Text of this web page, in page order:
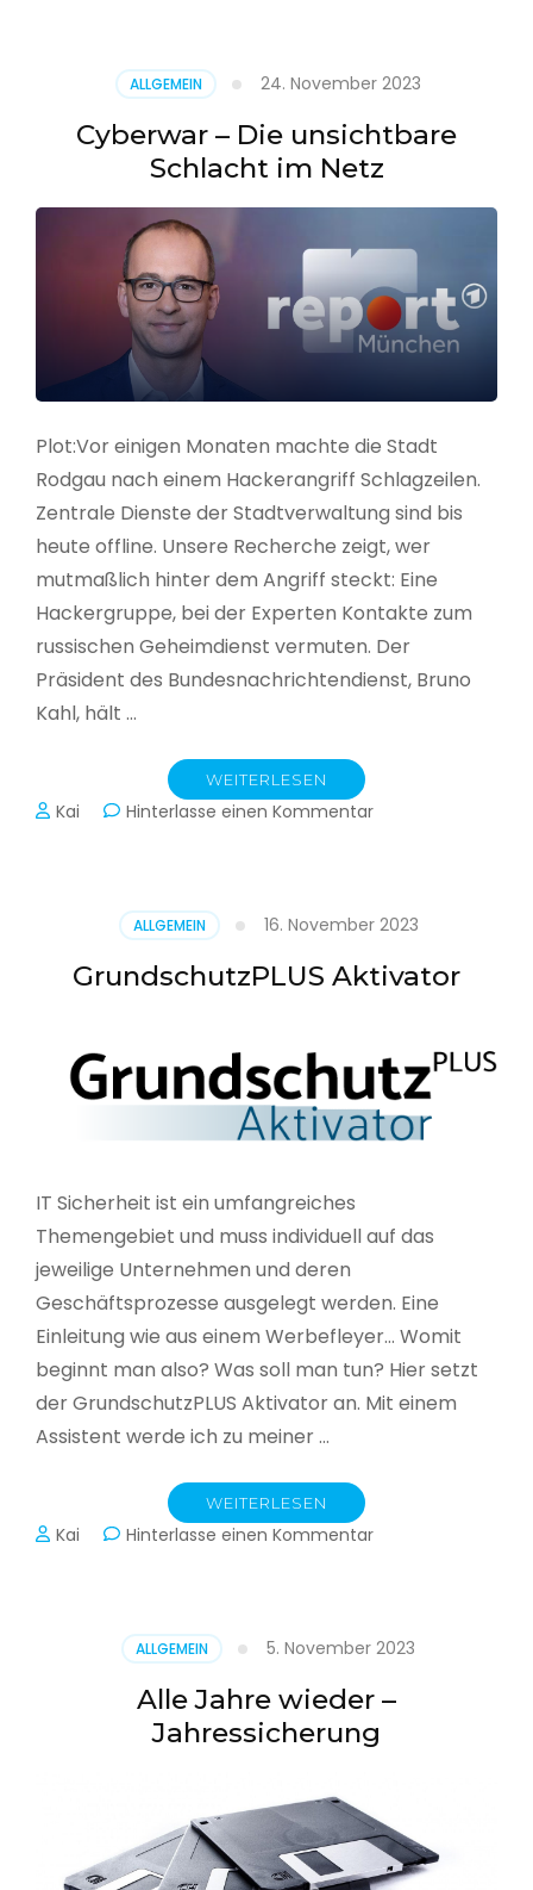
ALLGEMEIN 24. November 2023
Cyberwar – Die unsichtbare
Schlacht im Netz
Plot:Vor einigen Monaten machte die Stadt
Rodgau nach einem Hackerangriff Schlagzeilen.
Zentrale Dienste der Stadtverwaltung sind bis
heute offline. Unsere Recherche zeigt, wer
mutmaßlich hinter dem Angriff steckt: Eine
Hackergruppe, bei der Experten Kontakte zum
russischen Geheimdienst vermuten. Der
Präsident des Bundesnachrichtendienst, Bruno
Kahl, hält …
WEITERLESEN
Kai Hinterlasse einen Kommentarzu
Schlacht
im
Netz
ALLGEMEIN 16. November 2023
GrundschutzPLUS Aktivator
IT Sicherheit ist ein umfangreiches
Themengebiet und muss individuell auf das
jeweilige Unternehmen und deren
Geschäftsprozesse ausgelegt werden. Eine
Einleitung wie aus einem Werbefleyer… Womit
beginnt man also? Was soll man tun? Hier setzt
der GrundschutzPLUS Aktivator an. Mit einem
Assistent werde ich zu meiner …
WEITERLESEN
Kai Hinterlasse einen Kommentarzu
ALLGEMEIN 5. November 2023
Alle Jahre wieder –
Jahressicherung